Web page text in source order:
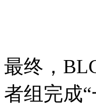
最终，
者组完成